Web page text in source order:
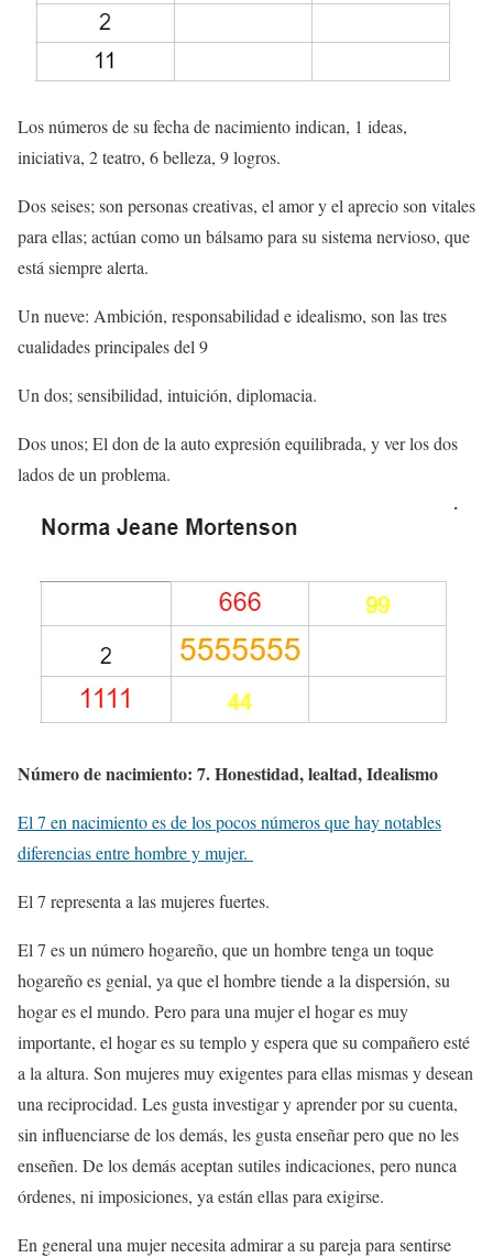
Los números de su fecha de nacimiento indican, 1 ideas,
iniciativa, 2 teatro, 6 belleza, 9 logros.
Dos seises; son personas creativas, el amor y el aprecio son vitales
para ellas; actúan como un bálsamo para su sistema nervioso, que
está siempre alerta.
Un nueve: Ambición, responsabilidad e idealismo, son las tres
cualidades principales del 9
Un dos; sensibilidad, intuición, diplomacia.
Dos unos; El don de la auto expresión equilibrada, y ver los dos
lados de un problema.
Número de nacimiento: 7. Honestidad, lealtad, Idealismo
El 7 en nacimiento es de los pocos números que hay notables
diferencias entre hombre y mujer.
El 7 representa a las mujeres fuertes.
El 7 es un número hogareño, que un hombre tenga un toque
hogareño es genial, ya que el hombre tiende a la dispersión, su
hogar es el mundo. Pero para una mujer el hogar es muy
importante, el hogar es su templo y espera que su compañero esté
a la altura. Son mujeres muy exigentes para ellas mismas y desean
una reciprocidad. Les gusta investigar y aprender por su cuenta,
sin influenciarse de los demás, les gusta enseñar pero que no les
enseñen. De los demás aceptan sutiles indicaciones, pero nunca
órdenes, ni imposiciones, ya están ellas para exigirse.
En general una mujer necesita admirar a su pareja para sentirse